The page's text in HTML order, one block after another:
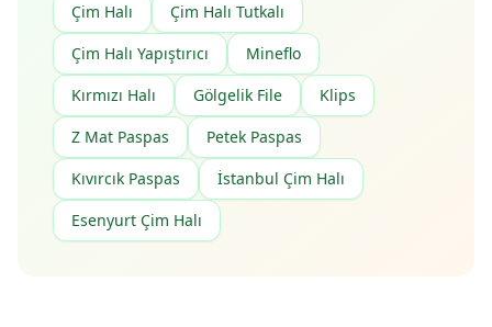
Çim Halı
Çim Halı Tutkalı
Çim Halı Yapıştırıcı
Mineflo
Kırmızı Halı
Gölgelik File
Klips
Z Mat Paspas
Petek Paspas
Kıvırcık Paspas
İstanbul Çim Halı
Esenyurt Çim Halı